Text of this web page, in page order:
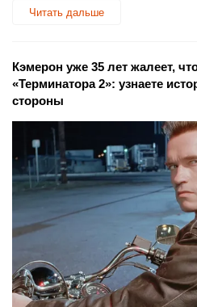
Читать дальше
Кэмерон уже 35 лет жалеет,
«Терминатора 2»: узнаете
стороны